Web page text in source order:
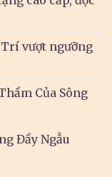
vượt ngưỡng
Của Sông
Đầy Ngẫu